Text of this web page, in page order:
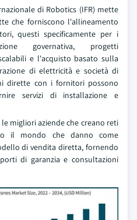
di Robotics (IFR) mette
che forniscono l'allineamento
questi specificamente per i
governativa, progetti
e l'acquisto basato sulla
di elettricità e società di
dirette con i fornitori possono
servizi di installazione e
le migliori aziende che creano reti
il mondo che danno come
di vendita diretta, fornendo
di garanzia e consultazioni